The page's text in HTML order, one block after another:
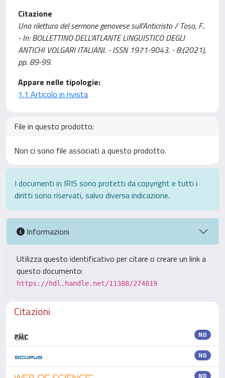
Citazione
Una rilettura del sermone genovese sull’Anticristo / Toso, F..
- In: BOLLETTINO DELL'ATLANTE LINGUISTICO DEGLI
ANTICHI VOLGARI ITALIANI. - ISSN 1971-9043. - 8:(2021),
pp. 89-99.
Appare nelle tipologie:
1.1 Articolo in rivista
File in questo prodotto:
Non ci sono file associati a questo prodotto.
I documenti in IRIS sono protetti da copyright e tutti i
diritti sono riservati, salvo diversa indicazione.
Informazioni
Utilizza questo identificativo per citare o creare un link a
questo documento:
https://hdl.handle.net/11388/274819
Citazioni
ND
ND
ND